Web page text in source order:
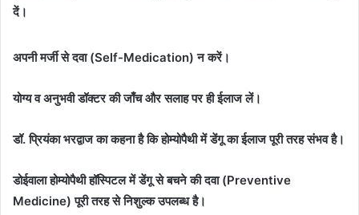
दें।
अपनी मर्जी से दवा (Self-Medication) न करें।
योग्य व अनुभवी डॉक्टर की जाँच और सलाह पर ही ईलाज लें।
डॉ. प्रियंका भरद्वाज का कहना है कि होम्योपैथी में डेंगू का ईलाज पूरी तरह संभव है।
डोईवाला होम्योपैथी हॉस्पिटल में डेंगू से बचने की दवा (Preventive
Medicine) पूरी तरह से निशुल्क उपलब्ध है।